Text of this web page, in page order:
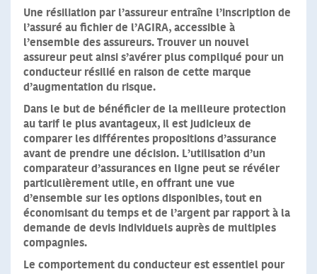
Une résiliation par l’assureur entraîne l’inscription de
l’assuré au fichier de l’AGIRA, accessible à
l’ensemble des assureurs. Trouver un nouvel
assureur peut ainsi s’avérer plus compliqué pour un
conducteur résilié en raison de cette marque
d’augmentation du risque.
Dans le but de bénéficier de la meilleure protection
au tarif le plus avantageux, il est judicieux de
comparer les différentes propositions d’assurance
avant de prendre une décision. L’utilisation d’un
comparateur d’assurances en ligne peut se révéler
particulièrement utile, en offrant une vue
d’ensemble sur les options disponibles, tout en
économisant du temps et de l’argent par rapport à la
demande de devis individuels auprès de multiples
compagnies.
Le comportement du conducteur est essentiel pour